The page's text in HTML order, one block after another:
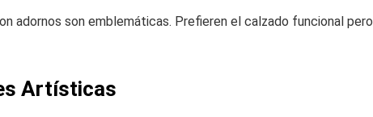
adornos son emblemáticas. Prefieren el calzado funcional pero
Artísticas